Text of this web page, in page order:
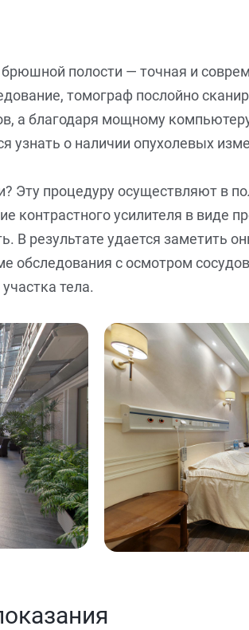
полости — точная и
томограф послойно
а благодаря мощному
узнать о наличии опухолевых
Эту процедуру осуществляют в
контрастного усилителя в
В результате удается заметить
обследования с осмотром
тела.